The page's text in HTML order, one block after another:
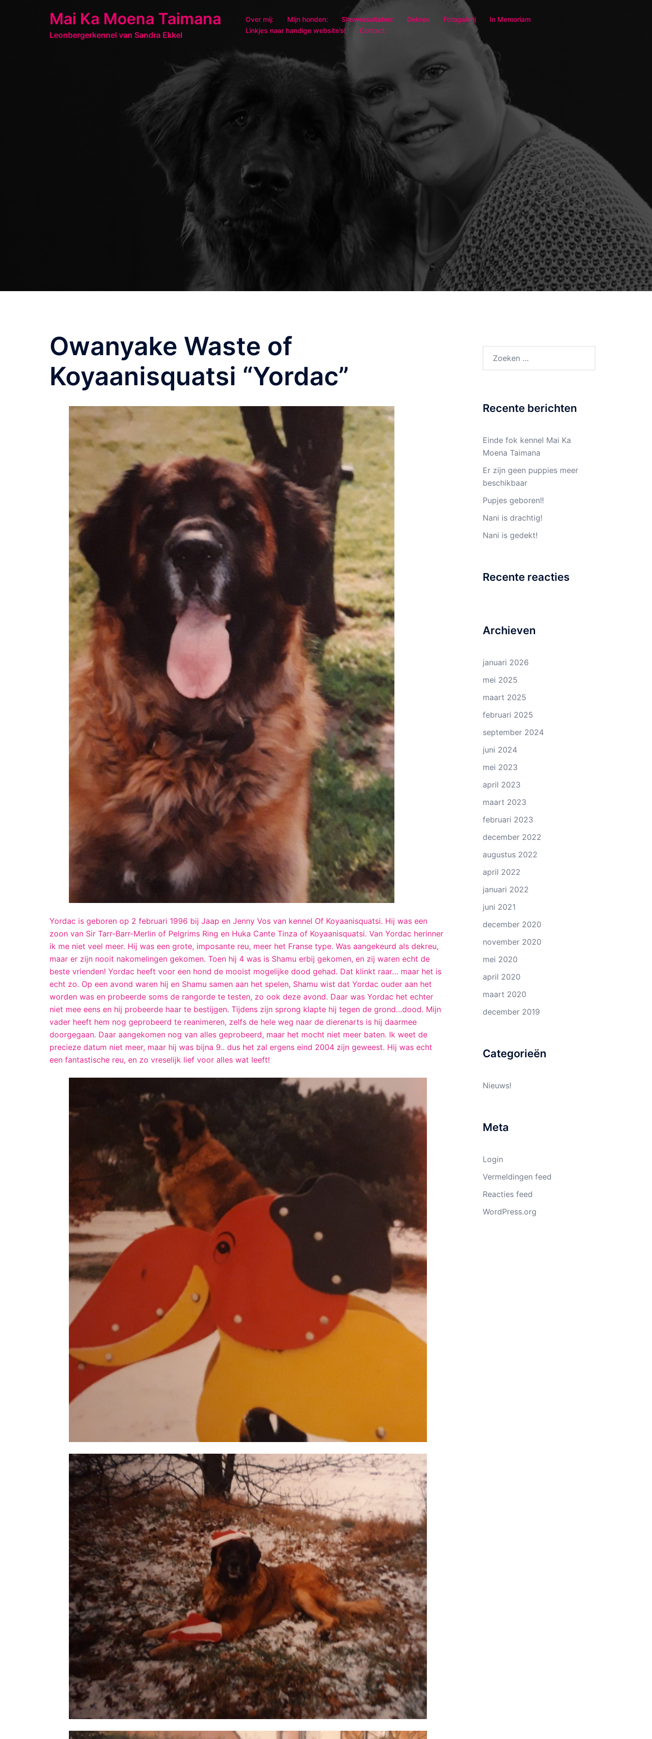
Mai Ka Moena Taimana
Leonbergerkennel van Sandra Ekkel
Over mij: Mijn honden: Showresultaten: Dekreu Fotogalerij
In Memoriam
Linkjes naar handige website’s!
Contact:
Owanyake Waste of
Koyaanisquatsi “Yordac”
Yordac is geboren op 2 februari 1996 bij Jaap en Jenny Vos van kennel Of Koyaanisquatsi. Hij was een
zoon van Sir Tarr-Barr-Merlin of Pelgrims Ring en Huka Cante Tinza of Koyaanisquatsi. Van Yordac herinner
ik me niet veel meer. Hij was een grote, imposante reu, meer het Franse type. Was aangekeurd als dekreu,
maar er zijn nooit nakomelingen gekomen. Toen hij 4 was is Shamu erbij gekomen, en zij waren echt de
beste vrienden! Yordac heeft voor een hond de mooist mogelijke dood gehad. Dat klinkt raar… maar het is
echt zo. Op een avond waren hij en Shamu samen aan het spelen, Shamu wist dat Yordac ouder aan het
worden was en probeerde soms de rangorde te testen, zo ook deze avond. Daar was Yordac het echter
niet mee eens en hij probeerde haar te bestijgen. Tijdens zijn sprong klapte hij tegen de grond…dood. Mijn
vader heeft hem nog geprobeerd te reanimeren, zelfs de hele weg naar de dierenarts is hij daarmee
doorgegaan. Daar aangekomen nog van alles geprobeerd, maar het mocht niet meer baten. Ik weet de
precieze datum niet meer, maar hij was bijna 9.. dus het zal ergens eind 2004 zijn geweest. Hij was echt
een fantastische reu, en zo vreselijk lief voor alles wat leeft!
Recente berichten
Einde fok kennel Mai Ka
Moena Taimana
Er zijn geen puppies meer
beschikbaar
Pupjes geboren!!
Nani is drachtig!
Nani is gedekt!
Recente reacties
Archieven
januari 2026
mei 2025
maart 2025
februari 2025
september 2024
juni 2024
mei 2023
april 2023
maart 2023
februari 2023
december 2022
augustus 2022
april 2022
januari 2022
juni 2021
december 2020
november 2020
mei 2020
april 2020
maart 2020
december 2019
Categorieën
Nieuws!
Meta
Login
Vermeldingen feed
Reacties feed
WordPress.org